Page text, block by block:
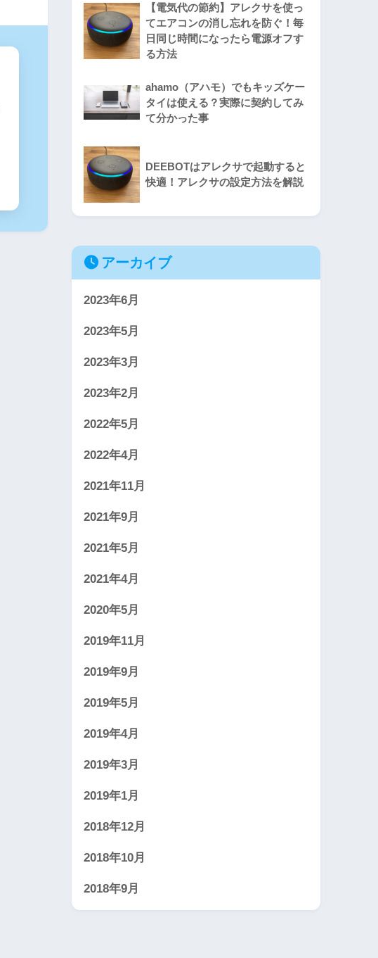
【電気代の節約】アレクサを使っ
てエアコンの消し忘れを防ぐ！毎
日同じ時間になったら電源オフす
る方法
ahamo（アハモ）でもキッズケー
タイは使える？実際に契約してみ
て分かった事
DEEBOTはアレクサで起動すると
快適！アレクサの設定方法を解説
アーカイブ
2023年6月
2023年5月
2023年3月
2023年2月
2022年5月
2022年4月
2021年11月
2021年9月
2021年5月
2021年4月
2020年5月
2019年11月
2019年9月
2019年5月
2019年4月
2019年3月
2019年1月
2018年12月
2018年10月
2018年9月